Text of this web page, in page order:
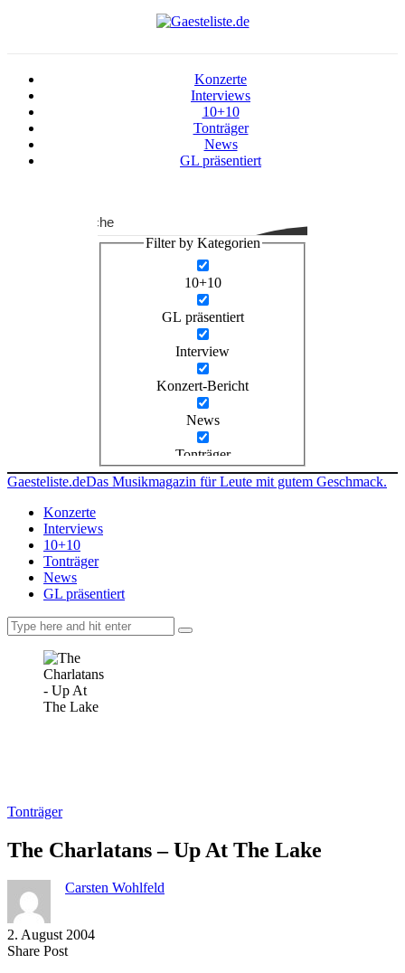
Konzerte
Interviews
10+10
Tonträger
News
GL präsentiert
Suche
Filter by Kategorien
10+10
GL präsentiert
Interview
Konzert-Bericht
News
Tonträger
Gaesteliste.deDas Musikmagazin für Leute mit gutem Geschmack.
Konzerte
Interviews
10+10
Tonträger
News
GL präsentiert
Tonträger
The Charlatans – Up At The Lake
Carsten Wohlfeld
2. August 2004
Share PostShare
Copy
Send